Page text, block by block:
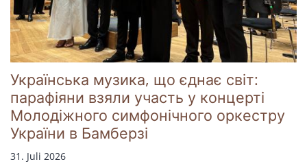
Українська музика, що єднає світ:
парафіяни взяли участь у концерті
Молодіжного симфонічного оркестру
України в Бамберзі
31. Juli 2026